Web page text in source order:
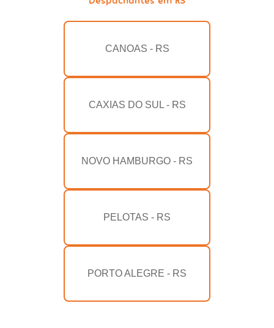
CANOAS - RS
CAXIAS DO SUL - RS
NOVO HAMBURGO - RS
PELOTAS - RS
PORTO ALEGRE - RS